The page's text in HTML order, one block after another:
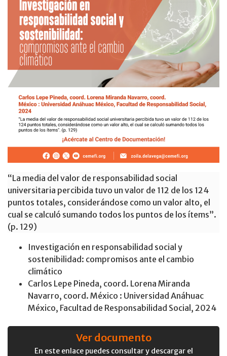
“La media del valor de responsabilidad social
universitaria percibida tuvo un valor de 112 de los 124
puntos totales, considerándose como un valor alto, el
cual se calculó sumando todos los puntos de los ítems”.
(p. 129)
Investigación en responsabilidad social y
sostenibilidad: compromisos ante el cambio
climático
Carlos Lepe Pineda, coord. Lorena Miranda
Navarro, coord. México : Universidad Anáhuac
México, Facultad de Responsabilidad Social, 2024
Ver documento
En este enlace puedes consultar y descargar el